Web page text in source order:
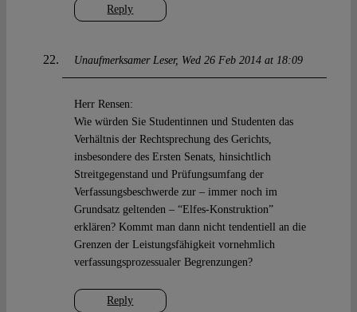
Reply
Unaufmerksamer Leser Wed 26 Feb 2014 at 18:09
Reply
Herr Rensen:
Wie würden Sie Studentinnen und Studenten das
Verhältnis der Rechtsprechung des Gerichts,
insbesondere des Ersten Senats, hinsichtlich
Streitgegenstand und Prüfungsumfang der
Verfassungsbeschwerde zur – immer noch im
Grundsatz geltenden – “Elfes-Konstruktion”
erklären? Kommt man dann nicht tendentiell an die
Grenzen der Leistungsfähigkeit vornehmlich
verfassungsprozessualer Begrenzungen?